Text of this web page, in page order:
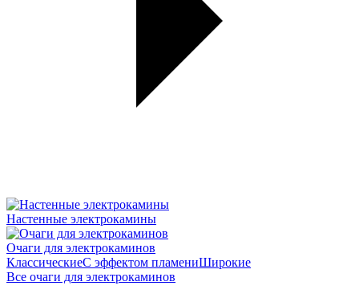
Настенные электрокамины
Очаги для электрокаминов
КлассическиеС эффектом пламениШирокие
Все очаги для электрокаминов